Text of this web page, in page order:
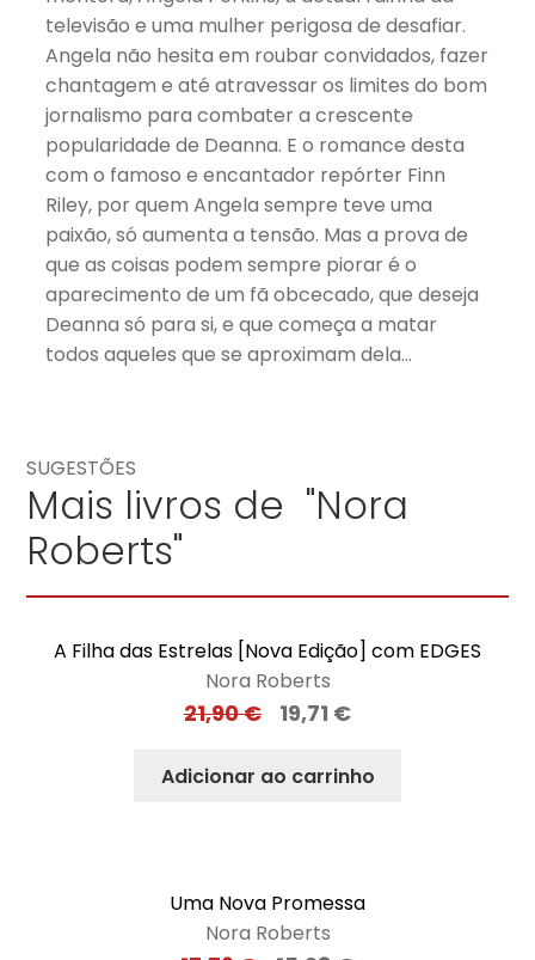
televisão e uma mulher perigosa de desafiar.
Angela não hesita em roubar convidados, fazer
chantagem e até atravessar os limites do bom
jornalismo para combater a crescente
popularidade de Deanna. E o romance desta
com o famoso e encantador repórter Finn
Riley, por quem Angela sempre teve uma
paixão, só aumenta a tensão. Mas a prova de
que as coisas podem sempre piorar é o
aparecimento de um fã obcecado, que deseja
Deanna só para si, e que começa a matar
todos aqueles que se aproximam dela…
SUGESTÕES
Mais livros de "Nora
Roberts"
A Filha das Estrelas [Nova Edição] com EDGES
Nora Roberts
21,90€ 19,71 €
Adicionar ao carrinho
Uma Nova Promessa
Nora Roberts